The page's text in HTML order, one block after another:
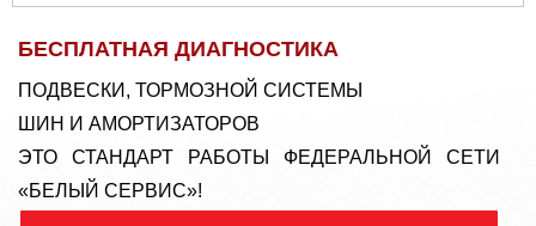
БЕСПЛАТНАЯ ДИАГНОСТИКА
ПОДВЕСКИ, ТОРМОЗНОЙ СИСТЕМЫ
ШИН И АМОРТИЗАТОРОВ
ЭТО СТАНДАРТ РАБОТЫ ФЕДЕРАЛЬНОЙ СЕТИ
«БЕЛЫЙ СЕРВИС»!